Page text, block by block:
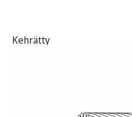
Kehrätty